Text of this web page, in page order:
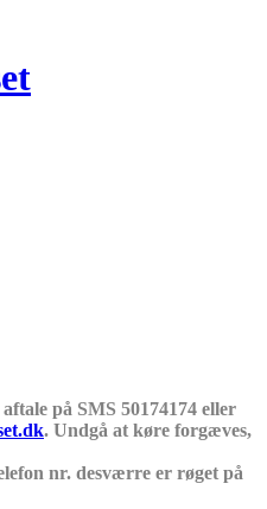
på SMS 50174174 eller
. Undgå at køre forgæves,
nr. desværre er røget på